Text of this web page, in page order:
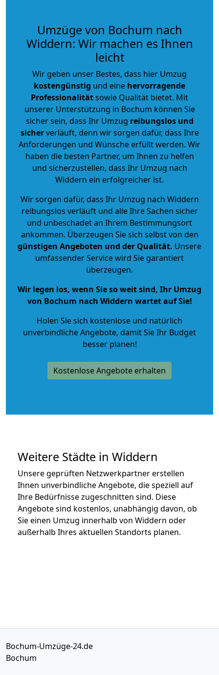
Umzüge von Bochum nach
Widdern: Wir machen es Ihnen
leicht
Wir geben unser Bestes, dass hier Umzug
kostengünstig und eine hervorragende
Professionalitätsowie Qualität bietet. Mit
unserer Unterstützung in Bochum können Sie
sicher sein, dass Ihr Umzug reibungslos und
sicherverläuft, denn wir sorgen dafür, dass Ihre
Anforderungen und Wünsche erfüllt werden. Wir
haben die besten Partner, um Ihnen zu helfen
und sicherzustellen, dass Ihr Umzug nach
Widdern ein erfolgreicher ist.
Wir sorgen dafür, dass Ihr Umzug nach Widdern
reibungslos verläuft und alle Ihre Sachen sicher
und unbeschadet an Ihrem Bestimmungsort
ankommen. Überzeugen Sie sich selbst von den
günstigen Angeboten und der Qualität. Unsere
umfassender Service wird Sie garantiert
überzeugen.
Wir legen los, wenn Sie so weit sind, Ihr Umzug
von Bochum nach Widdern wartet auf Sie!
Holen Sie sich kostenlose und natürlich
unverbindliche Angebote, damit Sie Ihr Budget
besser planen!
Kostenlose Angebote erhalten
Weitere Städte in Widdern
Unsere geprüften Netzwerkpartner erstellen
Ihnen unverbindliche Angebote, die speziell auf
Ihre Bedürfnisse zugeschnitten sind. Diese
Angebote sind kostenlos, unabhängig davon, ob
Sie einen Umzug innerhalb von Widdern oder
außerhalb Ihres aktuellen Standorts planen.
Bochum-Umzüge-24.de
Bochum